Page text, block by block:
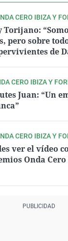
CERO IBIZA Y
Torijano:
pero sobre
de
CERO IBIZA Y
Juan: “Un
CERO IBIZA Y
ver el vídeo
Onda